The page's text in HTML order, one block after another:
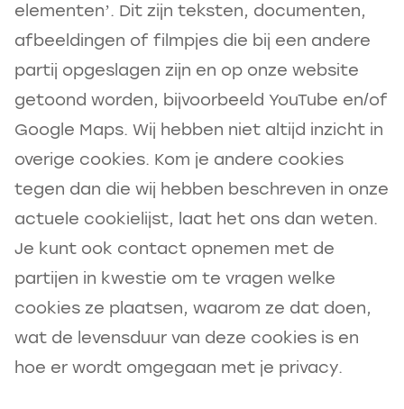
elementen’. Dit zijn teksten, documenten,
afbeeldingen of filmpjes die bij een andere
partij opgeslagen zijn en op onze website
getoond worden, bijvoorbeeld YouTube en/of
Google Maps. Wij hebben niet altijd inzicht in
overige cookies. Kom je andere cookies
tegen dan die wij hebben beschreven in onze
actuele cookielijst, laat het ons dan weten.
Je kunt ook contact opnemen met de
partijen in kwestie om te vragen welke
cookies ze plaatsen, waarom ze dat doen,
wat de levensduur van deze cookies is en
hoe er wordt omgegaan met je privacy.